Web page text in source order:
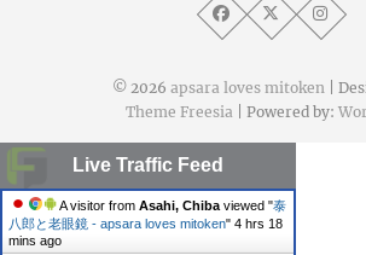
© 2026 apsara loves mitoken |
Theme Freesia | Powered by:
Live Traffic Feed
A visitor from Asahi, Chiba viewed "泰
八郎と老眼鏡 - apsara loves mitoken" 4 hrs 18
mins ago